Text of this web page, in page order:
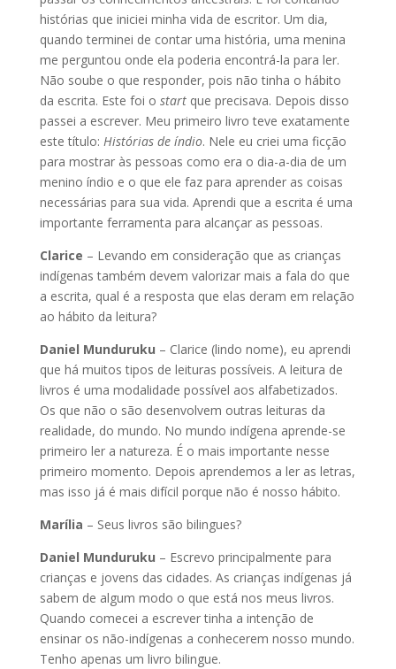
histórias que iniciei minha vida de escritor. Um dia,
quando terminei de contar uma história, uma menina
me perguntou onde ela poderia encontrá-la para ler.
Não soube o que responder, pois não tinha o hábito
da escrita. Este foi o startque precisava. Depois disso
passei a escrever. Meu primeiro livro teve exatamente
este título: Histórias de índio. Nele eu criei uma ficção
para mostrar às pessoas como era o dia-a-dia de um
menino índio e o que ele faz para aprender as coisas
necessárias para sua vida. Aprendi que a escrita é uma
importante ferramenta para alcançar as pessoas.
Clarice – Levando em consideração que as crianças
indígenas também devem valorizar mais a fala do que
a escrita, qual é a resposta que elas deram em relação
ao hábito da leitura?
Daniel Munduruku – Clarice (lindo nome), eu aprendi
que há muitos tipos de leituras possíveis. A leitura de
livros é uma modalidade possível aos alfabetizados.
Os que não o são desenvolvem outras leituras da
realidade, do mundo. No mundo indígena aprende-se
primeiro ler a natureza. É o mais importante nesse
primeiro momento. Depois aprendemos a ler as letras,
mas isso já é mais difícil porque não é nosso hábito.
Marília – Seus livros são bilingues?
Daniel Munduruku – Escrevo principalmente para
crianças e jovens das cidades. As crianças indígenas já
sabem de algum modo o que está nos meus livros.
Quando comecei a escrever tinha a intenção de
ensinar os não-indígenas a conhecerem nosso mundo.
Tenho apenas um livro bilingue.